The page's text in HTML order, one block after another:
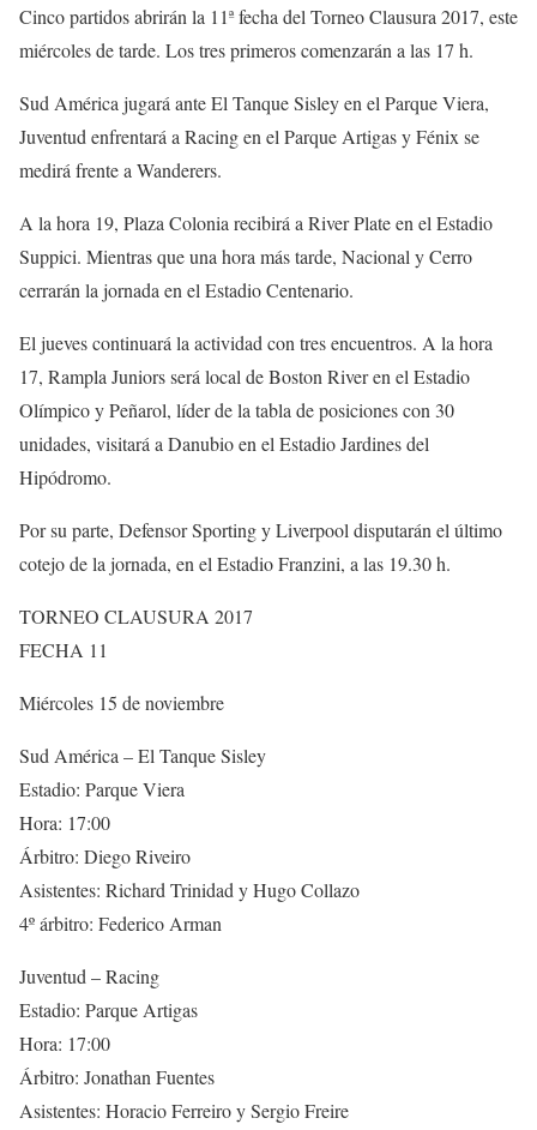
Cinco partidos abrirán la 11ª fecha del Torneo Clausura 2017, este
miércoles de tarde. Los tres primeros comenzarán a las 17 h.
Sud América jugará ante El Tanque Sisley en el Parque Viera,
Juventud enfrentará a Racing en el Parque Artigas y Fénix se
medirá frente a Wanderers.
A la hora 19, Plaza Colonia recibirá a River Plate en el Estadio
Suppici. Mientras que una hora más tarde, Nacional y Cerro
cerrarán la jornada en el Estadio Centenario.
El jueves continuará la actividad con tres encuentros. A la hora
17, Rampla Juniors será local de Boston River en el Estadio
Olímpico y Peñarol, líder de la tabla de posiciones con 30
unidades, visitará a Danubio en el Estadio Jardines del
Hipódromo.
Por su parte, Defensor Sporting y Liverpool disputarán el último
cotejo de la jornada, en el Estadio Franzini, a las 19.30 h.
TORNEO CLAUSURA 2017
FECHA 11
Miércoles 15 de noviembre
Sud América – El Tanque Sisley
Estadio: Parque Viera
Hora: 17:00
Árbitro: Diego Riveiro
Asistentes: Richard Trinidad y Hugo Collazo
4º árbitro: Federico Arman
Juventud – Racing
Estadio: Parque Artigas
Hora: 17:00
Árbitro: Jonathan Fuentes
Asistentes: Horacio Ferreiro y Sergio Freire